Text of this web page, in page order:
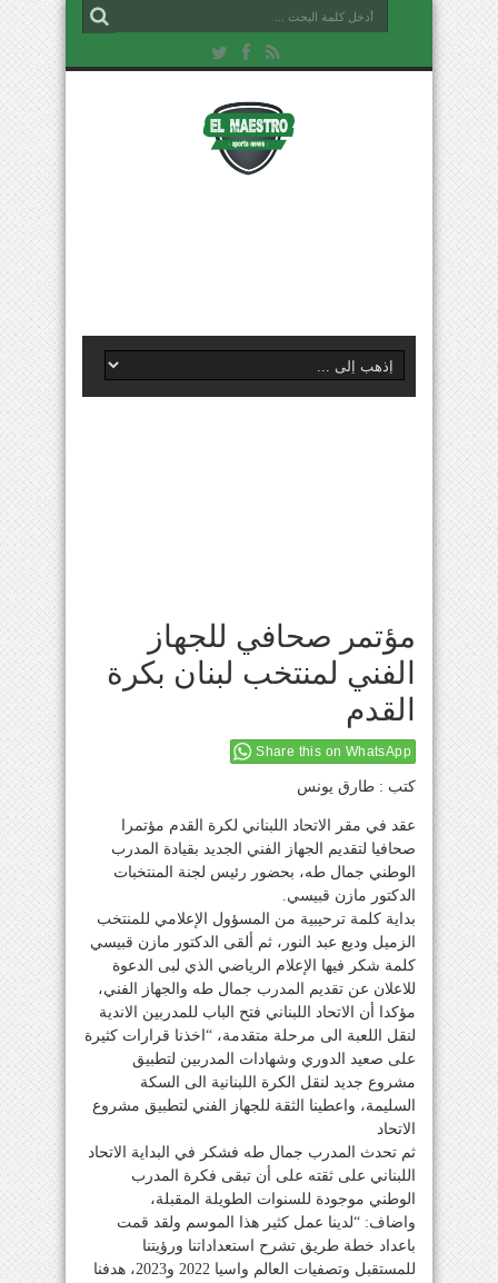
مؤتمر صحافي للجهاز
الفني لمنتخب لبنان بكرة
القدم
Share this on WhatsApp
كتب : طارق يونس
عقد في مقر الاتحاد اللبناني لكرة القدم مؤتمرا
صحافيا لتقديم الجهاز الفني الجديد بقيادة المدرب
الوطني جمال طه، بحضور رئيس لجنة المنتخبات
الدكتور مازن قبيسي.
بداية كلمة ترحيبية من المسؤول الإعلامي للمنتخب
الزميل وديع عبد النور، ثم ألقى الدكتور مازن قبيسي
كلمة شكر فيها الإعلام الرياضي الذي لبى الدعوة
للاعلان عن تقديم المدرب جمال طه والجهاز الفني،
مؤكدا أن الاتحاد اللبناني فتح الباب للمدربين الاندية
لنقل اللعبة الى مرحلة متقدمة، “اخذنا قرارات كثيرة
على صعيد الدوري وشهادات المدربين لتطبيق
مشروع جديد لنقل الكرة اللبنانية الى السكة
السليمة، واعطينا الثقة للجهاز الفني لتطبيق مشروع
الاتحاد
ثم تحدث المدرب جمال طه فشكر في البداية الاتحاد
اللبناني على ثقته على أن تبقى فكرة المدرب
الوطني موجودة للسنوات الطويلة المقبلة،
واضاف: “لدينا عمل كثير هذا الموسم ولقد قمت
باعداد خطة طريق تشرح استعداداتنا ورؤيتنا
للمستقبل وتصفيات العالم واسيا 2022 و2023، هدفنا